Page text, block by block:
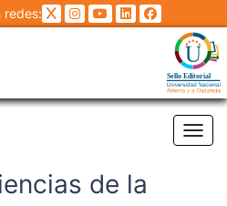
redes:
de la